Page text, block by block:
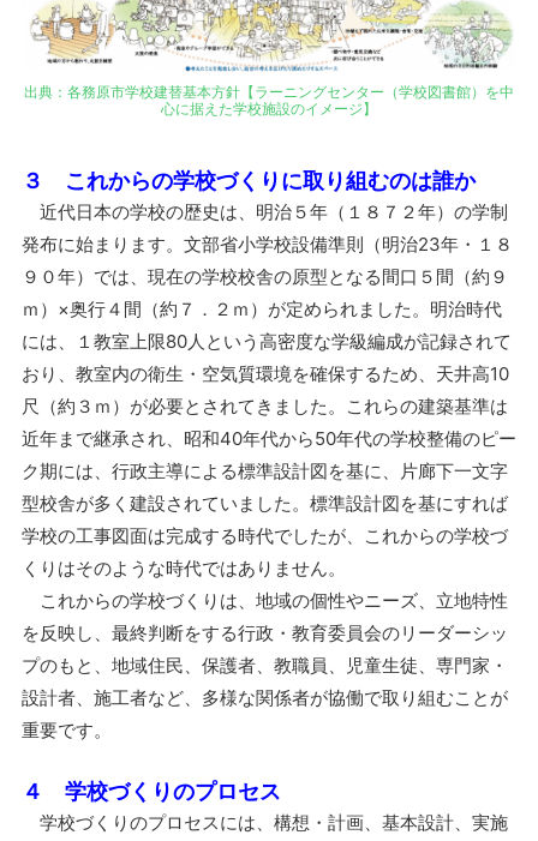
出典：各務原市学校建替基本方針【ラーニングセンター（学校図書館）を中
心に据えた学校施設のイメージ】
３ これからの学校づくりに取り組むのは誰か
近代日本の学校の歴史は、明治５年（１８７２年）の学制
発布に始まります。文部省小学校設備準則（明治23年・１８
９０年）では、現在の学校校舎の原型となる間口５間（約９
ｍ）×奥行４間（約７．２ｍ）が定められました。明治時代
には、１教室上限80人という高密度な学級編成が記録されて
おり、教室内の衛生・空気質環境を確保するため、天井高10
尺（約３ｍ）が必要とされてきました。これらの建築基準は
近年まで継承され、昭和40年代から50年代の学校整備のピー
ク期には、行政主導による標準設計図を基に、片廊下一文字
型校舎が多く建設されていました。標準設計図を基にすれば
学校の工事図面は完成する時代でしたが、これからの学校づ
くりはそのような時代ではありません。
これからの学校づくりは、地域の個性やニーズ、立地特性
を反映し、最終判断をする行政・教育委員会のリーダーシッ
プのもと、地域住民、保護者、教職員、児童生徒、専門家・
設計者、施工者など、多様な関係者が協働で取り組むことが
重要です。
４ 学校づくりのプロセス
学校づくりのプロセスには、構想・計画、基本設計、実施